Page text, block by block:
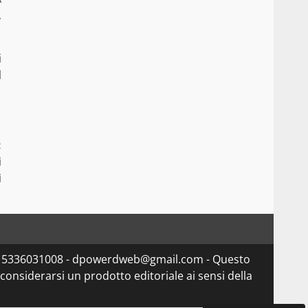
- dpowerdweb@gmail.com - Questo
un prodotto editoriale ai sensi della